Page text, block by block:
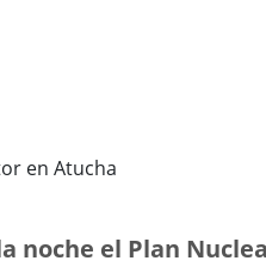
noche el Plan